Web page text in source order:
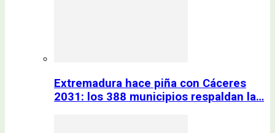
Extremadura hace piña con Cáceres
2031: los 388 municipios respaldan la…